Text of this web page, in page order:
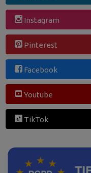
Instagram
Pinterest
Facebook
Youtube
TikTok